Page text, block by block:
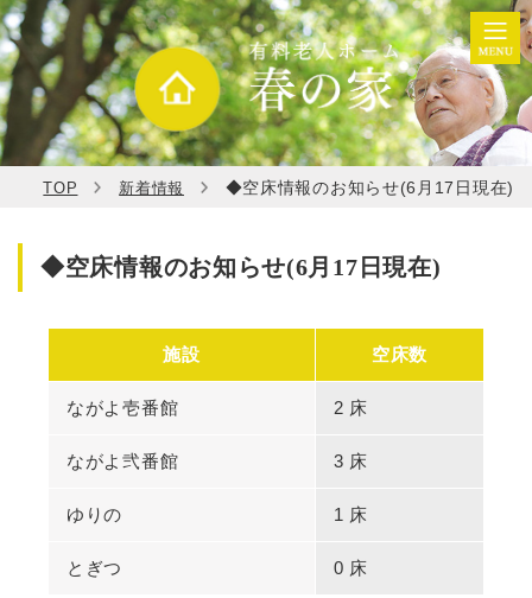
TOP 新着情報 ◆空床情報のお知らせ(6月17日現在)
◆空床情報のお知らせ(6月17日現在)
施設 空床数
ながよ壱番館 2 床
ながよ弐番館 3 床
ゆりの 1 床
とぎつ 0 床